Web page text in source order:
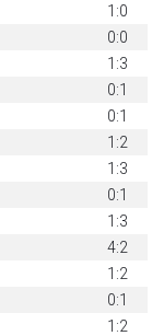
1:0
0:0
1:3
0:1
0:1
1:2
1:3
0:1
1:3
4:2
1:2
0:1
1:2